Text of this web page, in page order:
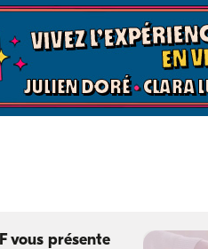
vous présente